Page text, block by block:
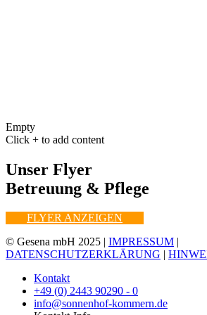
Empty
Click + to add content
Unser Flyer
Betreuung & Pflege
FLYER ANZEIGEN
© Gesena mbH 2025 | IMPRESSUM
DATENSCHUTZERKLÄRUNG
Kontakt
+49 (0) 2443 90290 - 0
info@sonnenhof-kommern.de